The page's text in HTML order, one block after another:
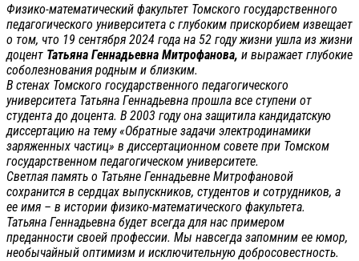
Физико-математический факультет Томского государственного
педагогического университета с глубоким прискорбием извещает
о том, что 19 сентября 2024 года на 52 году жизни ушла из жизни
доцент Татьяна Геннадьевна Митрофанова, и выражает глубокие
соболезнования родным и близким.
В стенах Томского государственного педагогического
университета Татьяна Геннадьевна прошла все ступени от
студента до доцента. В 2003 году она защитила кандидатскую
диссертацию на тему «Обратные задачи электродинамики
заряженных частиц» в диссертационном совете при Томском
государственном педагогическом университете.
Светлая память о Татьяне Геннадьевне Митрофановой
сохранится в сердцах выпускников, студентов и сотрудников, а
ее имя – в истории физико-математического факультета.
Татьяна Геннадьевна будет всегда для нас примером
преданности своей профессии. Мы навсегда запомним ее юмор,
необычайный оптимизм и исключительную добросовестность.